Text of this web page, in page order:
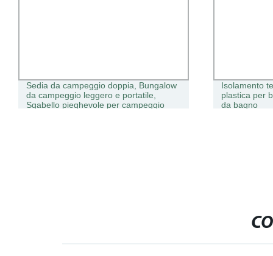
Sedia da campeggio doppia, Bungalow
da campeggio leggero e portatile,
Sgabello pieghevole per campeggio
Isolamento
plastica per
da bagno